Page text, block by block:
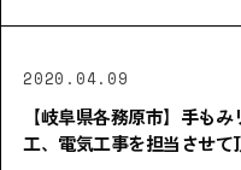
2020.04.09
【岐阜県各務原市】手も
工、電気工事を担当させて